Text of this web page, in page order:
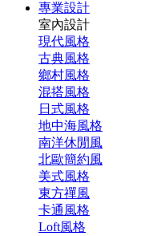
專業設計
室內設計
現代風格
古典風格
鄉村風格
混搭風格
日式風格
地中海風格
南洋休閒風
北歐簡約風
美式風格
東方禪風
卡通風格
Loft風格